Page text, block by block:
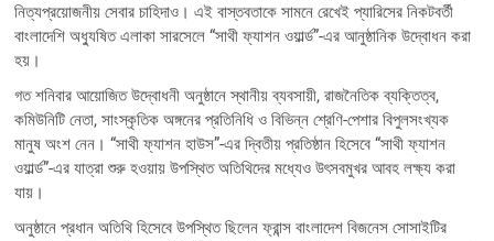
নিত্যপ্রয়োজনীয় সেবার চাহিদাও। এই বাস্তবতাকে সামনে রেখেই প্যারিসের নিকটবর্তী
বাংলাদেশি অধ্যুষিত এলাকা সারসেলে “সাথী ফ্যাশন ওয়ার্ল্ড”-এর আনুষ্ঠানিক উদ্বোধন করা
হয়।
গত শনিবার আয়োজিত উদ্বোধনী অনুষ্ঠানে স্থানীয় ব্যবসায়ী, রাজনৈতিক ব্যক্তিত্ব,
কমিউনিটি নেতা, সাংস্কৃতিক অঙ্গনের প্রতিনিধি ও বিভিন্ন শ্রেণি-পেশার বিপুলসংখ্যক
মানুষ অংশ নেন। “সাথী ফ্যাশন হাউস”-এর দ্বিতীয় প্রতিষ্ঠান হিসেবে “সাথী ফ্যাশন
ওয়ার্ল্ড”-এর যাত্রা শুরু হওয়ায় উপস্থিত অতিথিদের মধ্যেও উৎসবমুখর আবহ লক্ষ্য করা
যায়।
অনুষ্ঠানে প্রধান অতিথি হিসেবে উপস্থিত ছিলেন ফ্রান্স বাংলাদেশ বিজনেস সোসাইটির